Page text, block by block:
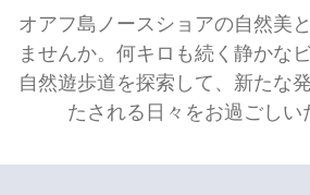
オアフ島ノースショアの自然美
ませんか。何キロも続く静かな
自然遊歩道を探索して、新たな
たされる日々をお過ごしい